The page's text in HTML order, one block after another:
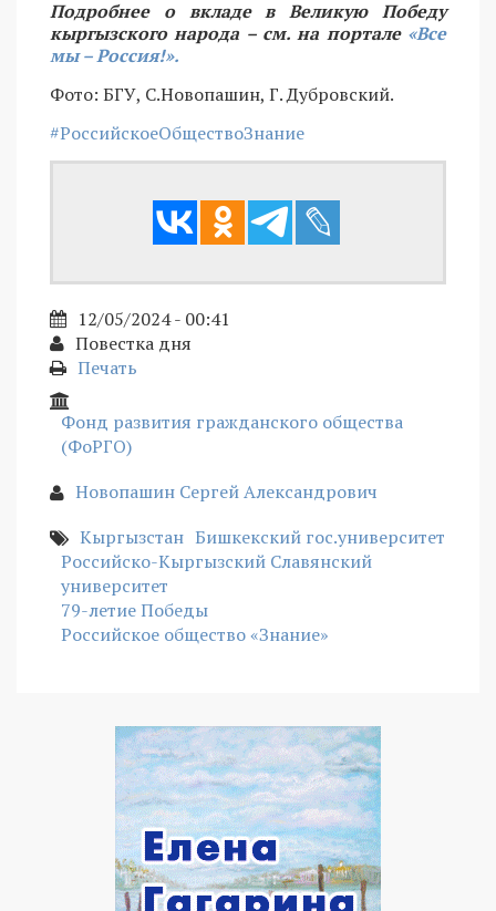
Подробнее о вкладе в Великую Победу
кыргызского народа – см. на портале «Все
мы – Россия!».
Фото: БГУ, С.Новопашин, Г. Дубровский.
#РоссийскоеОбществоЗнание
12/05/2024 - 00:41
Повестка дня
Печать
Фонд развития гражданского общества
(ФоРГО)
Новопашин Сергей Александрович
Кыргызстан Бишкекский гос.университет
Российско-Кыргызский Славянский
университет
79-летие Победы
Российское общество «Знание»